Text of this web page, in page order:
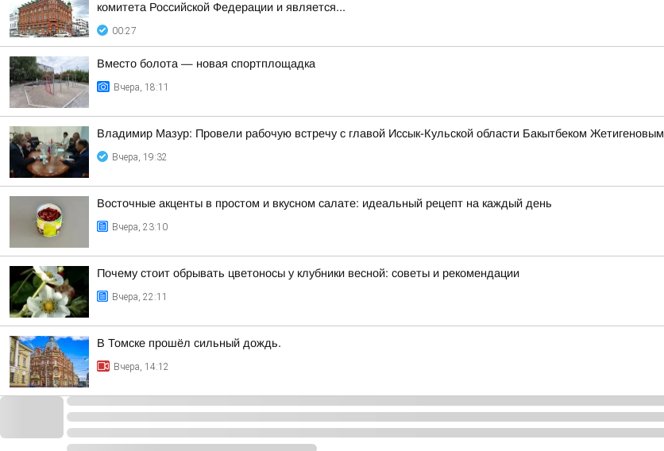
комитета Российской Федерации и является...
00:27
Вместо болота — новая спортплощадка
Вчера, 18:11
Владимир Мазур: Провели рабочую встречу с главой Иссык-Кульской области Бакытбеком Жетигеновым
Вчера, 19:32
Восточные акценты в простом и вкусном салате: идеальный рецепт на каждый день
Вчера, 23:10
Почему стоит обрывать цветоносы у клубники весной: советы и рекомендации
Вчера, 22:11
В Томске прошёл сильный дождь.
Вчера, 14:12